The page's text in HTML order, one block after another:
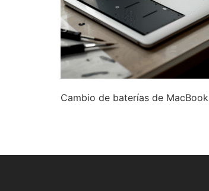
Cambio de baterías de MacBook